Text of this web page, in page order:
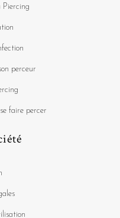
Piercing
perceur
faire percer